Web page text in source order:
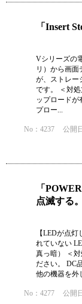
「Insert
Vシリーズの
リ）から画
が、ストレー
です。 ＜対処方法＞ ディップスイッチのNo1がONの場合、自動ア
ップロードが
プロー...
No：4237 公開
「
点滅する。
【LEDが点
れていない
真っ暗） ＜対処方法＞ 供給電源電圧、電流が正常か、確認してく
ださい。 DC
他の機器を外
No：4277 公開